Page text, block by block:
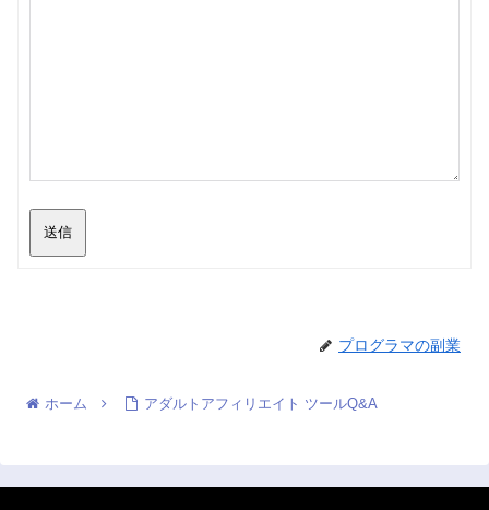
送信
プログラマの副業
ホーム アダルトアフィリエイト ツールQ&A